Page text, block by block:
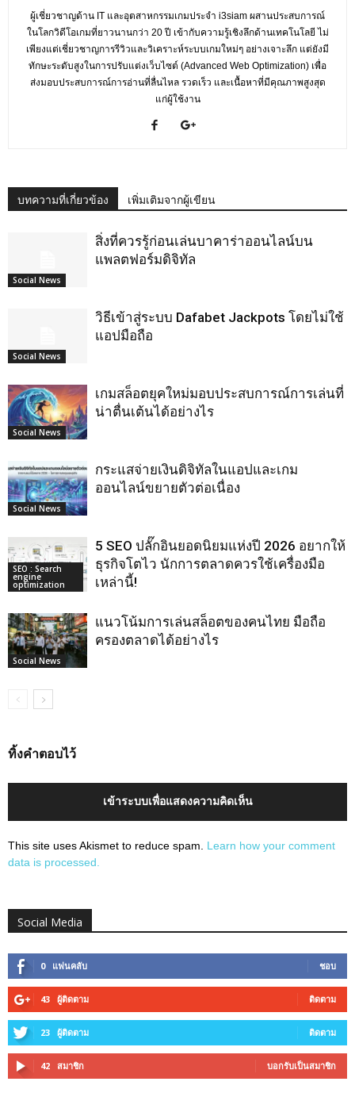
ผู้เชี่ยวชาญด้าน IT และอุตสาหกรรมเกมประจำ i3siam ผสานประสบการณ์
ในโลกวิดีโอเกมที่ยาวนานกว่า 20 ปี เข้ากับความรู้เชิงลึกด้านเทคโนโลยี ไม่
เพียงแต่เชี่ยวชาญการรีวิวและวิเคราะห์ระบบเกมใหม่ๆ อย่างเจาะลึก แต่ยังมี
ทักษะระดับสูงในการปรับแต่งเว็บไซต์ (Advanced Web Optimization) เพื่อ
ส่งมอบประสบการณ์การอ่านที่ลื่นไหล รวดเร็ว และเนื้อหาที่มีคุณภาพสูงสุด
แก่ผู้ใช้งาน
บทความที่เกี่ยวข้อง เพิ่มเติมจากผู้เขียน
Social News
สิ่งที่ควรรู้ก่อนเล่นบาคาร่าออนไลน์บน
แพลตฟอร์มดิจิทัล
Social News
วิธีเข้าสู่ระบบ Dafabet Jackpots โดยไม่ใช้
แอปมือถือ
Social News
เกมสล็อตยุคใหม่มอบประสบการณ์การเล่นที่
น่าตื่นเต้นได้อย่างไร
Social News
กระแสจ่ายเงินดิจิทัลในแอปและเกม
ออนไลน์ขยายตัวต่อเนื่อง
SEO : Search
engine
optimization
5 SEO ปลั๊กอินยอดนิยมแห่งปี 2026 อยากให้
ธุรกิจโตไว นักการตลาดควรใช้เครื่องมือ
เหล่านี้!
Social News
แนวโน้มการเล่นสล็อตของคนไทย มือถือ
ครองตลาดได้อย่างไร
ทิ้งคำตอบไว้
เข้าระบบเพื่อแสดงความคิดเห็น
This site uses Akismet to reduce spam. Learn how your comment
data is processed.
Social Media
0 แฟนคลับ ชอบ
43 ผู้ติดตาม ติดตาม
23 ผู้ติดตาม ติดตาม
42 สมาชิก บอกรับเป็นสมาชิก